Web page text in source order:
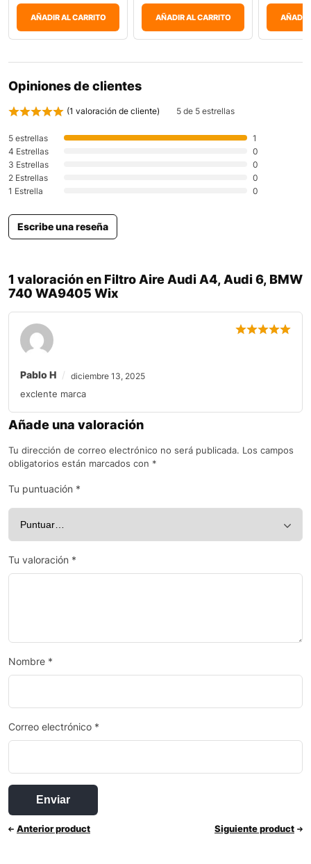
AÑADIR AL CARRITO AÑADIR AL CARRITO AÑADIR
Opiniones de clientes
(1 valoración de cliente) 5 de 5 estrellas
5 estrellas
1
4 Estrellas
0
3 Estrellas
0
2 Estrellas
0
1 Estrella
0
Escribe una reseña
1 valoración en Filtro Aire Audi A4, Audi 6, BMW
740 WA9405 Wix
Pablo H diciembre 13, 2025
exclente marca
Añade una valoración
Tu dirección de correo electrónico no será publicada. Los campos
obligatorios están marcados con *
Tu puntuación *
Tu valoración *
Nombre *
Correo electrónico *
Anterior product Siguiente product